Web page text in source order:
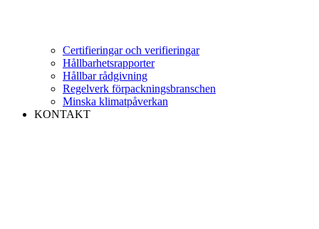
Certifieringar och verifieringar
Hållbarhetsrapporter
Hållbar rådgivning
Regelverk förpackningsbranschen
Minska klimatpåverkan
KONTAKT